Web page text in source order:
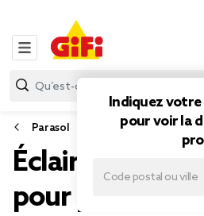
Indiquez
pour voir la
Parasol
Éclairage
pour parasol